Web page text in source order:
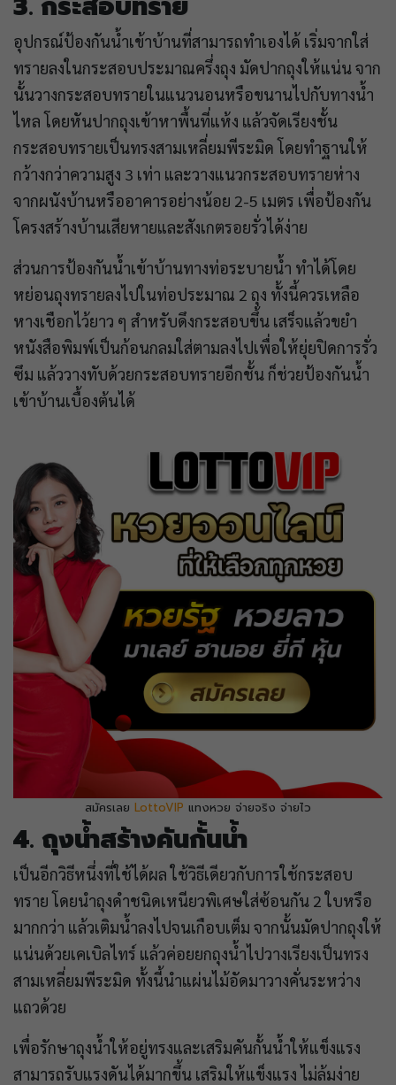
อุปกรณ์ป้องกันน้ำเข้าบ้านที่สามารถทำเองได้ เริ่มจากใส่
ทรายลงในกระสอบประมาณครึ่งถุง มัดปากถุงให้แน่น จาก
นั้นวางกระสอบทรายในแนวนอนหรือขนานไปกับทางน้ำ
ไหล โดยหันปากถุงเข้าหาพื้นที่แห้ง แล้วจัดเรียงชั้น
กระสอบทรายเป็นทรงสามเหลี่ยมพีระมิด โดยทำฐานให้
กว้างกว่าความสูง 3 เท่า และวางแนวกระสอบทรายห่าง
จากผนังบ้านหรืออาคารอย่างน้อย 2-5 เมตร เพื่อป้องกัน
โครงสร้างบ้านเสียหายและสังเกตรอยรั่วได้ง่าย
ส่วนการป้องกันน้ำเข้าบ้านทางท่อระบายน้ำ ทำได้โดย
หย่อนถุงทรายลงไปในท่อประมาณ 2 ถุง ทั้งนี้ควรเหลือ
หางเชือกไว้ยาว ๆ สำหรับดึงกระสอบขึ้น เสร็จแล้วขยำ
หนังสือพิมพ์เป็นก้อนกลมใส่ตามลงไปเพื่อให้ยุ่ยปิดการรั่ว
ซึม แล้ววางทับด้วยกระสอบทรายอีกชั้น ก็ช่วยป้องกันน้ำ
เข้าบ้านเบื้องต้นได้
สมัครเลย LottoVIP แทงหวย จ่ายจริง จ่ายไว
4. ถุงน้ำสร้างคันกั้นน้ำ
เป็นอีกวิธีหนึ่งที่ใช้ได้ผล ใช้วิธีเดียวกับการใช้กระสอบ
ทราย โดยนำถุงดำชนิดเหนียวพิเศษใส่ซ้อนกัน 2 ใบหรือ
มากกว่า แล้วเติมน้ำลงไปจนเกือบเต็ม จากนั้นมัดปากถุงให้
แน่นด้วยเคเบิลไทร์ แล้วค่อยยกถุงน้ำไปวางเรียงเป็นทรง
สามเหลี่ยมพีระมิด ทั้งนี้นำแผ่นไม้อัดมาวางคั่นระหว่าง
แถวด้วย
เพื่อรักษาถุงน้ำให้อยู่ทรงและเสริมคันกั้นน้ำให้แข็งแรง
สามารถรับแรงดันได้มากขึ้น เสริมให้แข็งแรง ไม่ล้มง่าย